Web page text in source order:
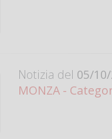
Notizia del 05/
MONZA -